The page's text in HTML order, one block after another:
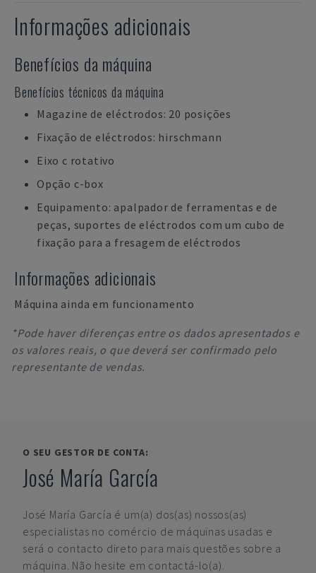
Informações adicionais
Benefícios da máquina
Benefícios técnicos da máquina
Magazine de eléctrodos: 20 posições
Fixação de eléctrodos: hirschmann
Eixo c rotativo
Opção c-box
Equipamento: apalpador de ferramentas e de
peças, suportes de eléctrodos com um cubo de
fixação para a fresagem de eléctrodos
Informações adicionais
Máquina ainda em funcionamento
*Pode haver diferenças entre os dados apresentados e
os valores reais, o que deverá ser confirmado pelo
representante de vendas.
O SEU GESTOR DE CONTA:
José María García
José María García é um(a) dos(as) nossos(as)
especialistas no comércio de máquinas usadas e
será o contacto direto para mais questões sobre a
máquina. Não hesite em contactá-lo(a).